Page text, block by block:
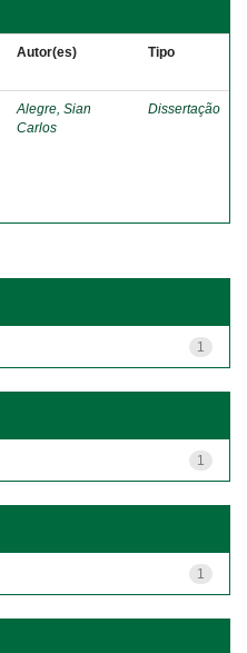
Autor(es) Tipo
Alegre, Sian
Carlos
Dissertação
1
1
1